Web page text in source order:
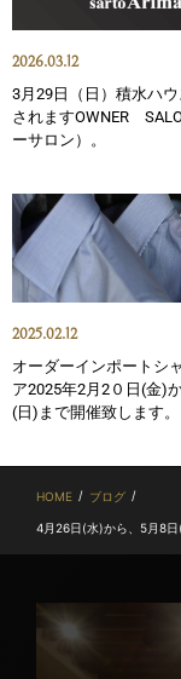
2026.03.12
3月29日（日）積水ハ
されますOWNER
ーサロン）。
2025.02.12
オーダーインポートシ
ア2025年2月2０日(金)
(日)まで開催致します。
HOME / ブログ /
4月26日(水)から、5月8日